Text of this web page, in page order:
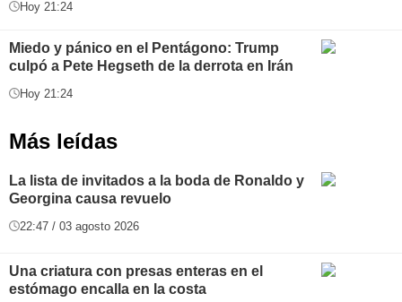
Hoy 21:24
Miedo y pánico en el Pentágono: Trump
culpó a Pete Hegseth de la derrota en Irán
Hoy 21:24
Más leídas
La lista de invitados a la boda de Ronaldo y
Georgina causa revuelo
22:47 / 03 agosto 2026
Una criatura con presas enteras en el
estómago encalla en la costa